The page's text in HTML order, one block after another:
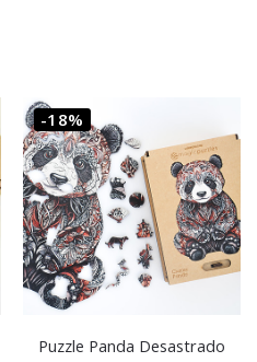
-18%
Puzzle Panda Desastrado